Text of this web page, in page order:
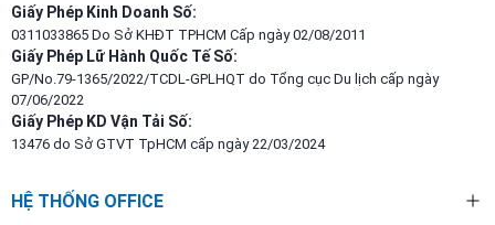
Giấy Phép Kinh Doanh Số:
0311033865 Do Sở KHĐT TPHCM Cấp ngày 02/08/2011
Giấy Phép Lữ Hành Quốc Tế Số:
GP/No.79-1365/2022/TCDL-GPLHQT do Tổng cục Du lịch cấp ngày
07/06/2022
Giấy Phép KD Vận Tải Số:
13476 do Sở GTVT TpHCM cấp ngày 22/03/2024
HỆ THỐNG OFFICE